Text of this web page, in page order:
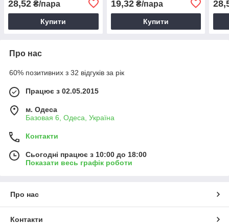
28,52 ₴/пара
Купити
19,32₴/пара
Купити
Про нас
60% позитивних з 32 відгуків за рік
Працює з 02.05.2015
м. Одеса
Базовая 6, Одеса, Україна
Контакти
Сьогодні працює з 10:00 до 18:00
Показати весь графік роботи
Про нас
Контакти